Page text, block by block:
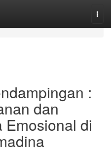
:
dan
Emosional di